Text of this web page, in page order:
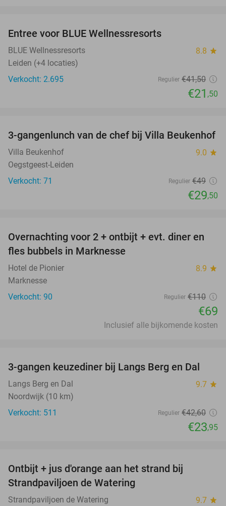
Entree voor BLUE Wellnessresorts
BLUE Wellnessresorts 8.8 star
Leiden (+4 locaties)
Verkocht: 2.695
Regulier €41,50
€21 ,50
40%
3-gangenlunch van de chef bij Villa Beukenhof
Villa Beukenhof 9.0 star
Oegstgeest-Leiden
Verkocht: 71
Regulier €49
€29,50
37%
Overnachting voor 2 + ontbijt + evt. diner en
fles bubbels in Marknesse
Hotel de Pionier 8.9 star
Marknesse
Verkocht: 90
Regulier €110
€69
Inclusief alle bijkomende kosten
44%
3-gangen keuzediner bij Langs Berg en Dal
Langs Berg en Dal 9.7 star
Noordwijk (10 km)
Verkocht: 511
Regulier €42,60
€23,95
Ontbijt + jus d'orange aan het strand bij
Strandpaviljoen de Watering
Strandpaviljoen de Watering 9.7 star